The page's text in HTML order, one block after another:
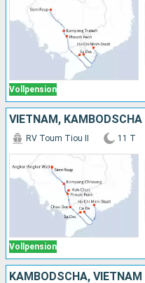
Vollpension
VIETNAM, KAMBODSCHA
Vollpension
RV Toum Tiou II 11 T
KAMBODSCHA, VIETNAM